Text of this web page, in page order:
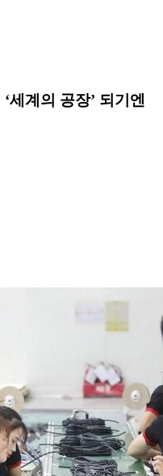
세계의 공장’ 되기엔